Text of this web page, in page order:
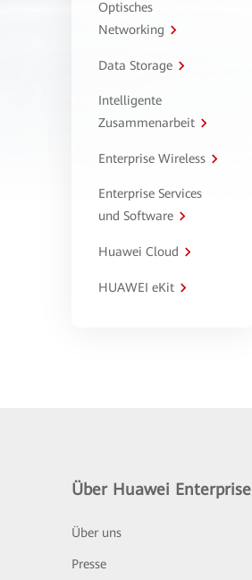
Optisches
Networking
Data Storage
Intelligente
Zusammenarbeit
Enterprise Wireless
Enterprise Services
und Software
Huawei Cloud
HUAWEI eKit
Über Huawei Enterprise
Über uns
Presse